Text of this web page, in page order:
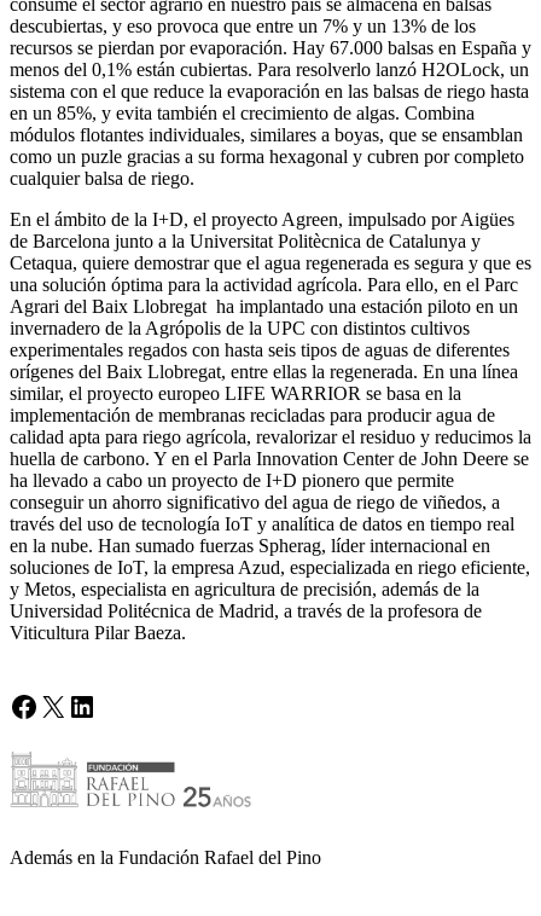
descubiertas, y eso provoca que entre un 7% y un 13% de los
recursos se pierdan por evaporación. Hay 67.000 balsas en España y
menos del 0,1% están cubiertas. Para resolverlo lanzó H2OLock, un
sistema con el que reduce la evaporación en las balsas de riego hasta
en un 85%, y evita también el crecimiento de algas. Combina
módulos flotantes individuales, similares a boyas, que se ensamblan
como un puzle gracias a su forma hexagonal y cubren por completo
cualquier balsa de riego.
En el ámbito de la I+D, el proyecto Agreen, impulsado por Aigües
de Barcelona junto a la Universitat Politècnica de Catalunya y
Cetaqua, quiere demostrar que el agua regenerada es segura y que es
una solución óptima para la actividad agrícola. Para ello, en el Parc
Agrari del Baix Llobregat ha implantado una estación piloto en un
invernadero de la Agrópolis de la UPC con distintos cultivos
experimentales regados con hasta seis tipos de aguas de diferentes
orígenes del Baix Llobregat, entre ellas la regenerada. En una línea
similar, el proyecto europeo LIFE WARRIOR se basa en la
implementación de membranas recicladas para producir agua de
calidad apta para riego agrícola, revalorizar el residuo y reducimos la
huella de carbono. Y en el Parla Innovation Center de John Deere se
ha llevado a cabo un proyecto de I+D pionero que permite
conseguir un ahorro significativo del agua de riego de viñedos, a
través del uso de tecnología IoT y analítica de datos en tiempo real
en la nube. Han sumado fuerzas Spherag, líder internacional en
soluciones de IoT, la empresa Azud, especializada en riego eficiente,
y Metos, especialista en agricultura de precisión, además de la
Universidad Politécnica de Madrid, a través de la profesora de
Viticultura Pilar Baeza.
Facebook
X LinkedIn
Además en la Fundación Rafael del Pino